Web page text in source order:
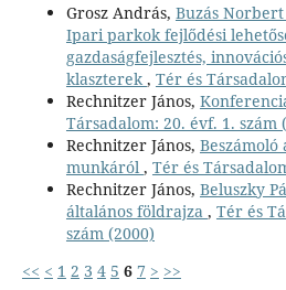
Grosz András, Buzás
Ipari parkok fejlődési
gazdaságfejlesztés,
klaszterek , Tér és
Rechnitzer János,
Társadalom: 20. évf. 1. szám
Rechnitzer János, Beszámoló
munkáról , Tér és
Rechnitzer János, Beluszky
általános földrajza , Tér és
szám (2000)
<< < 1 2 3 4 5 6 7 > >>